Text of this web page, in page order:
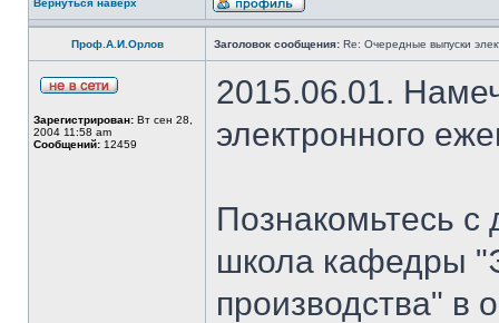
Вернуться наверх
Проф.А.И.Орлов Заголовок сообщения: Re: Очередные выпуски
Зарегистрирован: Вт сен 28,
2004 11:58 am
Сообщений: 12459
2015.06.01.
электронного
Познакомьтесь
школа кафедры
производства" в